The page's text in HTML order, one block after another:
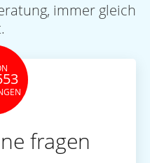
immer gleich
fragen